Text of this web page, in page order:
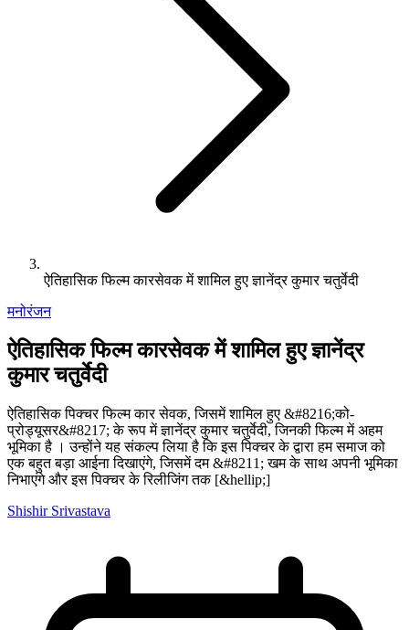
ऐतिहासिक फिल्म कारसेवक में शामिल हुए ज्ञानेंद्र कुमार चतुर्वेदी
मनोरंजन
ऐतिहासिक फिल्म कारसेवक में शामिल हुए ज्ञानेंद्र
कुमार चतुर्वेदी
ऐतिहासिक पिक्चर फिल्म कार सेवक, जिसमें शामिल हुए &#8216;को-
प्रोड्यूसर&#8217; के रूप में ज्ञानेंद्र कुमार चतुर्वेदी, जिनकी फिल्म में अहम
भूमिका है । उन्होंने यह संकल्प लिया है कि इस पिक्चर के द्वारा हम समाज को
एक बहुत बड़ा आईना दिखाएंगे, जिसमें दम &#8211; खम के साथ अपनी भूमिका
निभाएंगे और इस पिक्चर के रिलीजिंग तक [&hellip;]
Shishir Srivastava